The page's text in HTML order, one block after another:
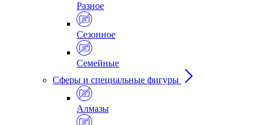
Разное
Сезонное
Семейные
Сферы и специальные фигуры
Алмазы